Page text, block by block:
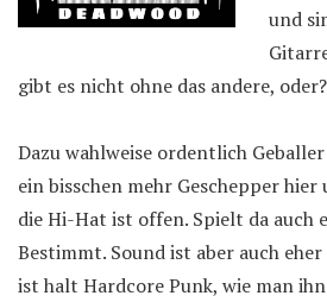
und
gibt es nicht ohne das andere, oder?
Dazu wahlweise ordentlich
ein bisschen mehr Geschepper hier
die Hi-Hat ist offen. Spielt da auch
Bestimmt. Sound ist aber auch
ist halt Hardcore Punk, wie man